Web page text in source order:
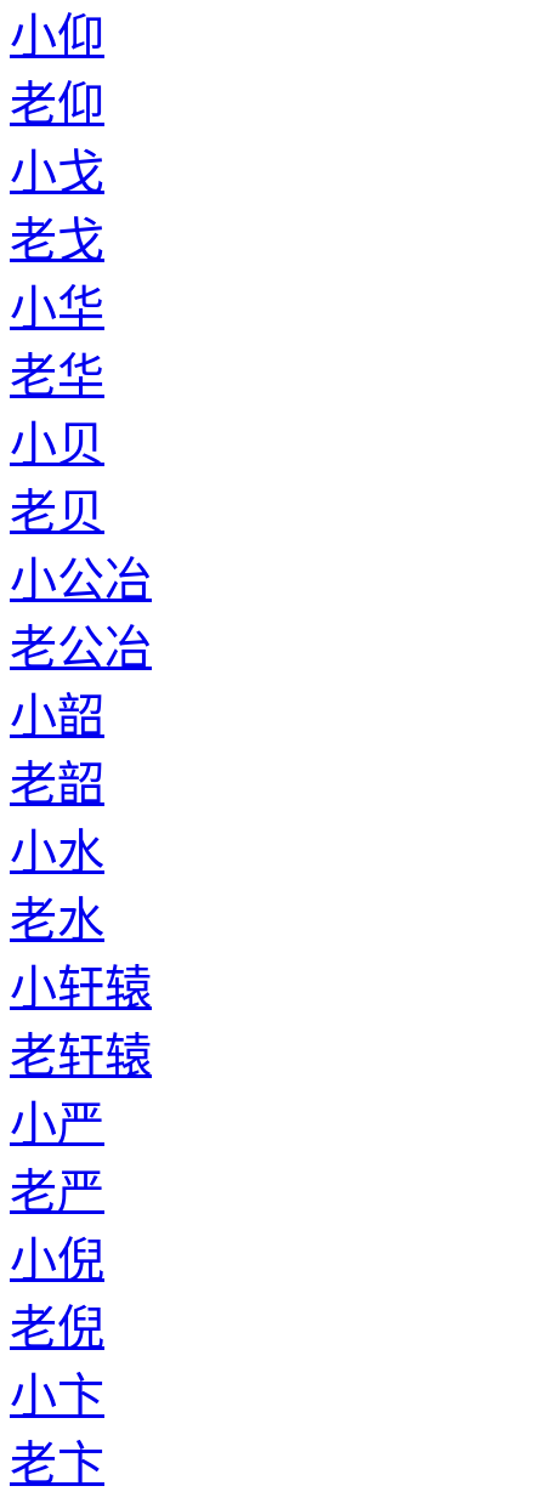
小仰
老仰
小戈
老戈
小华
老华
小贝
老贝
小公冶
老公冶
小韶
老韶
小水
老水
小轩辕
老轩辕
小严
老严
小倪
老倪
小卞
老卞